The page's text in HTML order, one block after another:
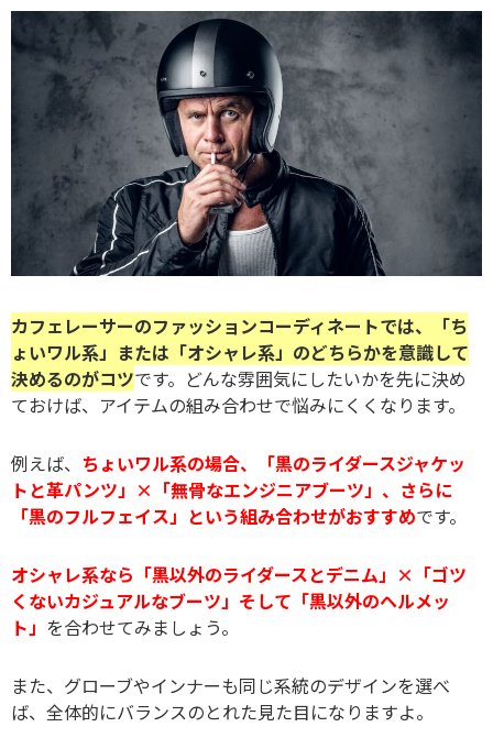
カフェレーサーのファッションコーディネートでは、「ち
ょいワル系」または「オシャレ系」のどちらかを意識して
決めるのがコツです。どんな雰囲気にしたいかを先に決め
ておけば、アイテムの組み合わせで悩みにくくなります。
例えば、 ちょいワル系の場合、「黒のライダースジャケッ
トと革パンツ」×「無骨なエンジニアブーツ」、さらに
「黒のフルフェイス」という組み合わせがおすすめです。
オシャレ系なら「黒以外のライダースとデニム」×「ゴツ
くないカジュアルなブーツ」そして「黒以外のヘルメッ
ト」 を合わせてみましょう。
また、グローブやインナーも同じ系統のデザインを選べ
ば、全体的にバランスのとれた見た目になりますよ。